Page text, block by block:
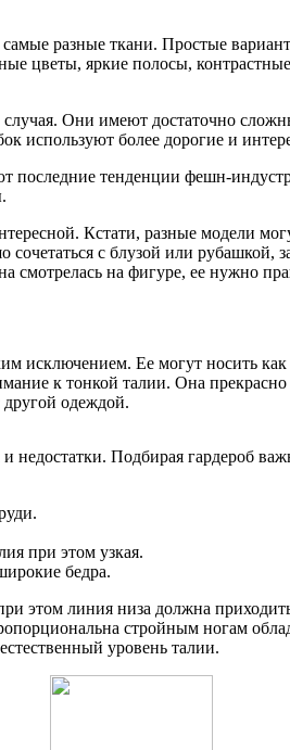
разные ткани. Простые
цветы, яркие полосы,
Они имеют достаточно
используют более дорогие и
тенденции фешн-
Кстати, разные модели
с блузой или рубашкой,
на фигуре, ее нужно
исключением. Ее могут носить
к тонкой талии. Она
другой одеждой.
Подбирая гардероб
при этом узкая.
бедра.
этом линия низа должна
стройным ногам
уровень талии.